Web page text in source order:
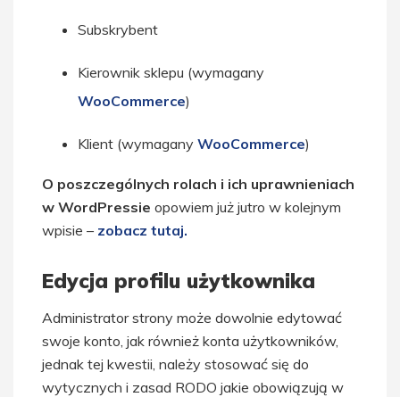
Subskrybent
Kierownik sklepu (wymagany
WooCommerce)
Klient (wymagany WooCommerce)
O poszczególnych rolach i ich uprawnieniach
w WordPressie opowiem już jutro w kolejnym
wpisie – zobacz tutaj.
Edycja profilu użytkownika
Administrator strony może dowolnie edytować
swoje konto, jak również konta użytkowników,
jednak tej kwestii, należy stosować się do
wytycznych i zasad RODO jakie obowiązują w